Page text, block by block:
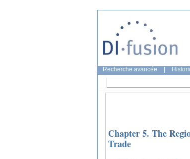
Recherche avancée
Chapter 5. The
Trade